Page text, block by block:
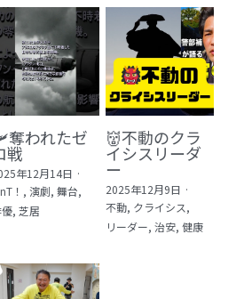
われたゼ
戦
年12月14日 ·
！, 演劇, 舞台,
, 芝居
👹不動のクラ
イシスリーダ
ー
2025年12月9日 ·
不動, クライシス,
リーダー, 治安, 健康